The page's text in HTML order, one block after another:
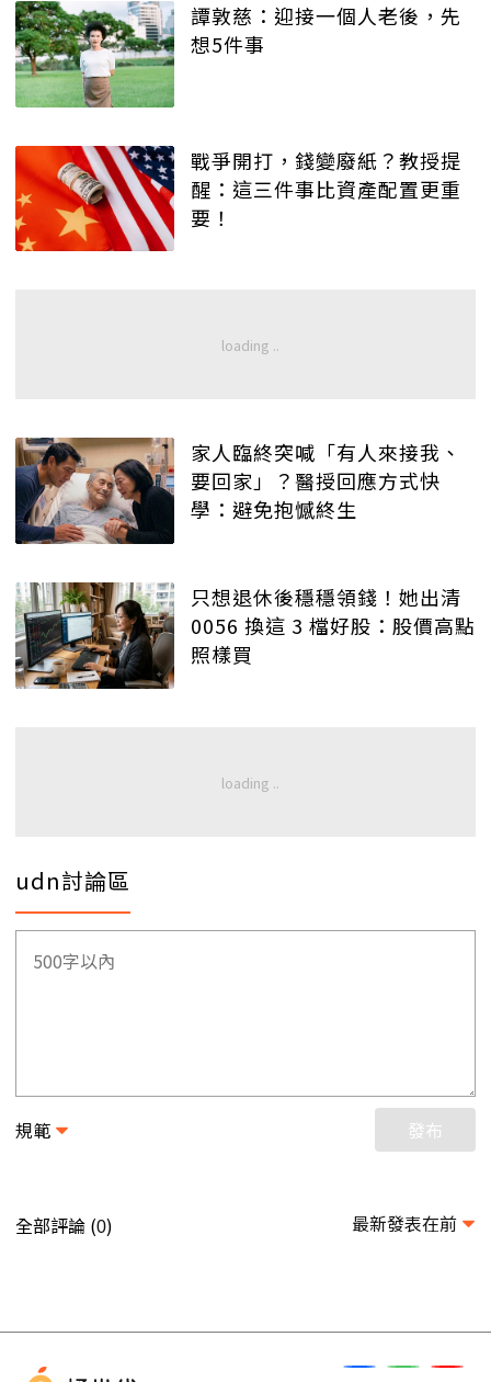
譚敦慈：迎接一個人老後，先
想5件事
戰爭開打，錢變廢紙？教授提
醒：這三件事比資產配置更重
要！
家人臨終突喊「有人來接我、
要回家」？醫授回應方式快
學：避免抱憾終生
只想退休後穩穩領錢！她出清
0056 換這 3 檔好股：股價高點
照樣買
udn討論區
規範 發布
全部評論 (0) 最新發表在前